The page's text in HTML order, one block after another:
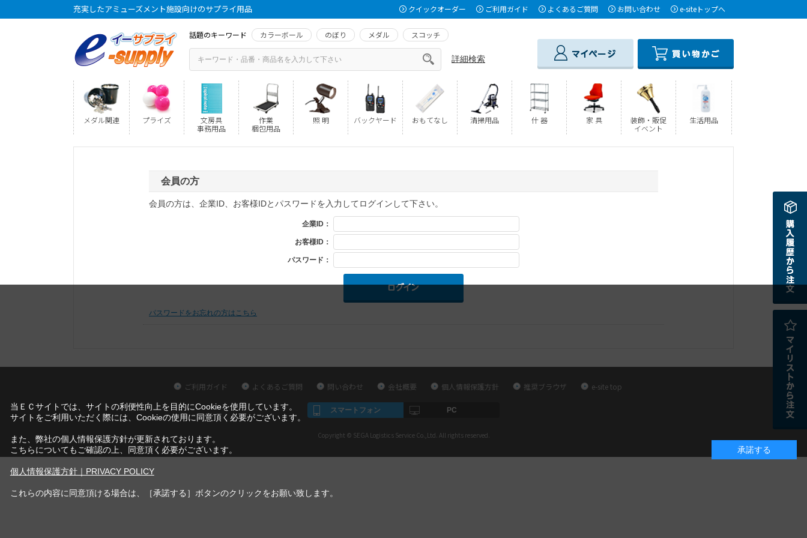
充実したアミューズメント施設向けのサプライ用品 クイックオーダー ご利用ガイド よくあるご質問 お問い合わせ e-siteトップへ
話題のキーワード カラーボール のぼり メダル スコッチ
詳細検索
メダル関連 プライズ
文房具
事務用品
作業
梱包用品
照 明 バックヤード おもてなし 清掃用品 什 器 家 具
装飾・販促
イベント
生活用品
会員の方
会員の方は、企業ID、お客様IDとパスワードを入力してログインして下さい。
企業ID：
お客様ID：
パスワード：
パスワードをお忘れの方はこちら
ご利用ガイド よくあるご質問 問い合わせ 会社概要 個人情報保護方針 推奨ブラウザ e-site top
スマートフォン PC
Copyright © SEGA Logistics Service Co.,Ltd. All rights reserved.
当ＥＣサイトでは、サイトの利便性向上を目的にCookieを使用しています。
サイトをご利用いただく際には、Cookieの使用に同意頂く必要がございます。
また、弊社の個人情報保護方針が更新されております。
こちらについてもご確認の上、同意頂く必要がございます。
個人情報保護方針｜PRIVACY POLICY
これらの内容に同意頂ける場合は、［承諾する］ボタンのクリックをお願い致します。
承諾する